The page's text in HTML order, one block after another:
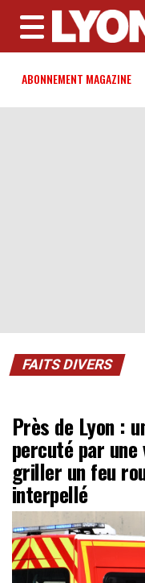
MENU
ABONNEMENT MAGAZINE
FAITS DIVERS
Près de Lyon :
percuté par
griller un feu
interpellé